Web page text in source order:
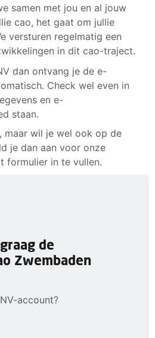
samen met jou en al jouw
cao, het gaat om jullie
versturen regelmatig een
in dit cao-traject.
dan ontvang je de e-
Check wel even in
en e-
staan.
maar wil je wel ook op de
je dan aan voor onze
formulier in te vullen.
de
Zwembaden
account?